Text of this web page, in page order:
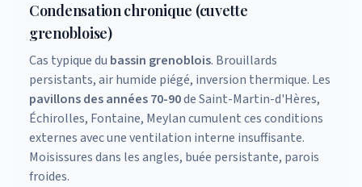
Condensation chronique (cuvette
grenobloise)
Cas typique du bassin grenoblois. Brouillards
persistants, air humide piégé, inversion thermique. Les
pavillons des années 70-90de Saint-Martin-d'Hères,
Échirolles, Fontaine, Meylan cumulent ces conditions
externes avec une ventilation interne insuffisante.
Moisissures dans les angles, buée persistante, parois
froides.